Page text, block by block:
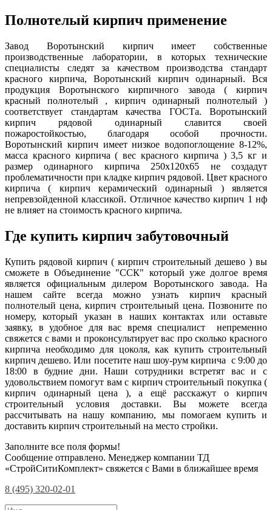
Полнотелый кирпич применение
Завод Воротынский кирпич имеет собственные
производственные лаборатории, в которых технические
специалисты следят за качеством производства стандарт
красного кирпича, Воротынский кирпич одинарный. Вся
продукция Воротынского кирпичного завода ( кирпич
красный полнотелый , кирпич одинарный полнотелый )
соответствует стандартам качества ГОСТа. Воротынский
кирпич рядовой одинарный славится своей
пожаростойкостью, благодаря особой прочности.
Воротынский кирпич имеет низкое водопоглощение 8-12%,
масса красного кирпича ( вес красного кирпича ) 3,5 кг и
размер одинарного кирпича 250х120х65 не создадут
проблематичности при кладке кирпич рядовой. Цвет красного
кирпича ( кирпич керамический одинарный ) является
непревзойденной классикой. Отличное качество кирпич 1 нф
не влияет на стоимость красного кирпича.
Где купить кирпич забутовочный
Купить рядовой кирпич ( кирпич строительный дешево ) вы
сможете в Объединение "ССК" который уже долгое время
является официальным дилером Воротынского завода. На
нашем сайте всегда можно узнать кирпич красный
полнотелый цена, кирпич строительный цена. Позвоните по
номеру, который указан в наших контактах или оставьте
заявку, в удобное для вас время специалист непременно
свяжется с вами и проконсультирует вас про сколько красного
кирпича необходимо для цоколя, как купить строительный
кирпич дешево. Или посетите наш шоу-рум кирпича с 9:00 до
18:00 в будние дни. Наши сотрудники встретят вас и с
удовольствием помогут вам с кирпич строительный покупка (
кирпич одинарный цена ), а ещё расскажут о кирпич
строительный условия доставки. Вы можете всегда
рассчитывать на нашу компанию, мы помогаем купить и
доставить кирпич строительный на место стройки.
Заполните все поля формы!
Сообщение отправлено. Менеджер компании ТД
«СтройСитиКомплект» свяжется с Вами в ближайшее время
8 (495) 320-02-01